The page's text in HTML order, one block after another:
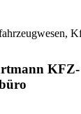
KFZ-